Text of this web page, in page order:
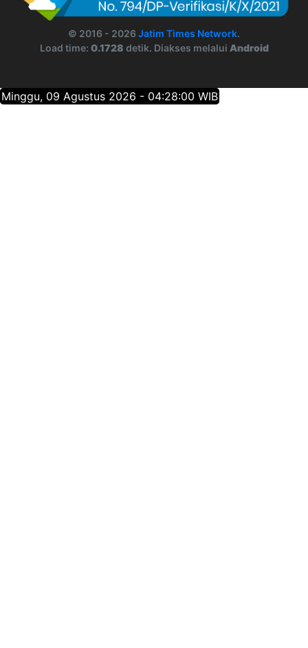
© 2016 - 2026 Jatim Times Network.
Load time: 0.1728 detik. Diakses melalui Android
Minggu, 09 Agustus 2026 - 04:28:01 WIB